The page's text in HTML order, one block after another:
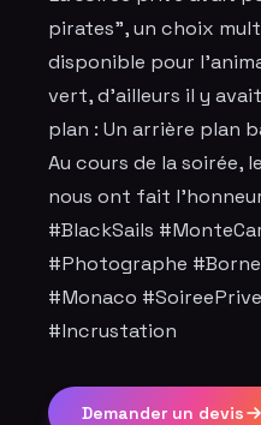
pirates", un choix
disponible pour
vert, d'ailleurs il y
plan : Un arrière plan
Au cours de la soirée,
nous ont fait
#BlackSails
#Photographe
#Monaco
#Incrustation
Demander un devis